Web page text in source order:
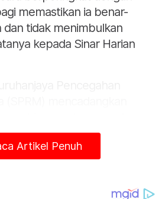
memastikan ia benar-
dan tidak menimbulkan
kepada Sinar Harian
secara langsung bagi
masyarakat
SPRM, Tan Sri Azam Baki,
Artikel Penuh